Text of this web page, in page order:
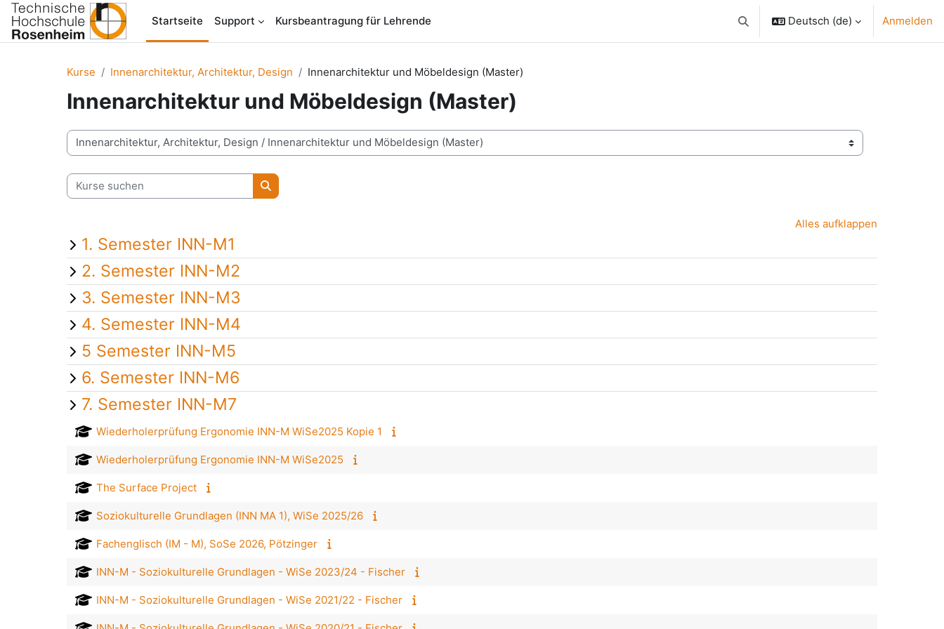
Zum Hauptinhalt
Startseite
Support Kursbeantragung für Lehrende Sucheingabe umschalten
Deutsch ‎(de)‎ Anmelden
Kurse Innenarchitektur, Architektur, Design Innenarchitektur und Möbeldesign (Master)
Innenarchitektur und Möbeldesign (Master)
Kursbereiche
Kurse suchen
Kurse suchen
Alles aufklappen
1. Semester INN-M1
2. Semester INN-M2
3. Semester INN-M3
4. Semester INN-M4
5 Semester INN-M5
6. Semester INN-M6
7. Semester INN-M7
Wiederholerprüfung Ergonomie INN-M WiSe2025 Kopie 1
Wiederholerprüfung Ergonomie INN-M WiSe2025
The Surface Project
Soziokulturelle Grundlagen (INN MA 1), WiSe 2025/26
Fachenglisch (IM - M), SoSe 2026, Pötzinger
INN-M - Soziokulturelle Grundlagen - WiSe 2023/24 - Fischer
INN-M - Soziokulturelle Grundlagen - WiSe 2021/22 - Fischer